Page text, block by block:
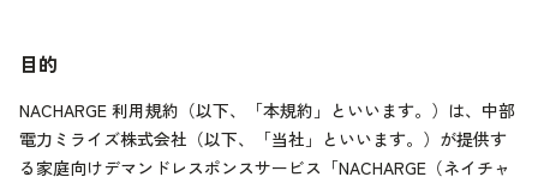
目的
NACHARGE 利用規約（以下、「本規約」といいます。）は、中部
電力ミライズ株式会社（以下、「当社」といいます。）が提供す
る家庭向けデマンドレスポンスサービス「NACHARGE（ネイチャ